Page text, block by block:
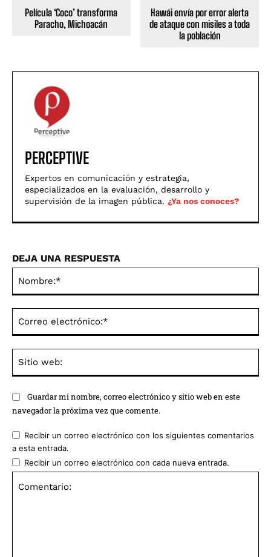
Película ‘Coco’ transforma
Paracho, Michoacán
Hawái envía por error alerta
de ataque con misiles a toda
la población
PERCEPTIVE
Expertos en comunicación y estrategia,
especializados en la evaluación, desarrollo y
supervisión de la imagen pública. ¿Ya nos conoces?
DEJA UNA RESPUESTA
Guardar mi nombre, correo electrónico y sitio web en este
navegador la próxima vez que comente.
Recibir un correo electrónico con los siguientes comentarios
a esta entrada.
Recibir un correo electrónico con cada nueva entrada.